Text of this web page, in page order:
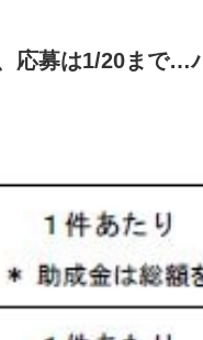
応募は1/20まで…